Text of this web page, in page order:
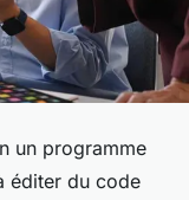
un programme
éditer du code